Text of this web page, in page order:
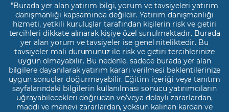
"Burada yer alan yatırım bilgi, yorum ve tavsiyeleri yatırım
danışmanlığı kapsamında değildir. Yatırım danışmanlığı
hizmeti, yetkili kuruluşlar tarafından kişilerin risk ve getiri
tercihleri dikkate alınarak kişiye özel sunulmaktadır. Burada
yer alan yorum ve tavsiyeler ise genel niteliktedir. Bu
tavsiyeler mali durumunuz ile risk ve getiri tercihlerinize
uygun olmayabilir. Bu nedenle, sadece burada yer alan
bilgilere dayanılarak yatırım kararı verilmesi beklentilerinize
uygun sonuçlar doğurmayabilir. Eğitim içeriği veya tanıtım
sayfalarındaki bilgilerin kullanılması sonucu yatırımcıların
uğrayabilecekleri doğrudan ve/veya dolaylı zararlardan,
maddi ve manevi zararlardan, yoksun kalınan kardan ve